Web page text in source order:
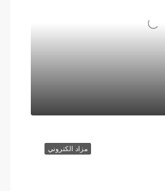
مزاد الكتروني